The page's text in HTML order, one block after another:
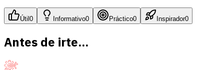
Útil0 Informativo0 Práctico0 Inspirador0
Antes de irte...